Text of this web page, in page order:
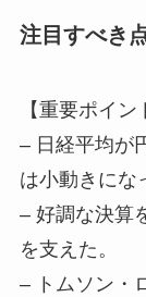
注目すべき
【重要ポイン
– 日経平均が
は小動きにな
– 好調な決算
を支えた。
– トムソン・